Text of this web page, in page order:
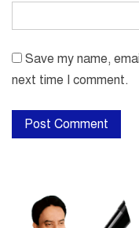
Save my name,
next time I comment.